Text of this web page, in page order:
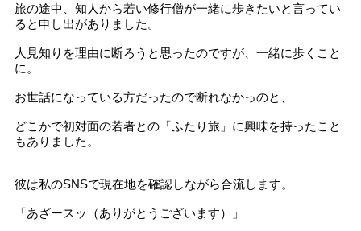
旅の途中、知人から若い修行僧が一緒に歩きたいと言ってい
ると申し出がありました。
人見知りを理由に断ろうと思ったのですが、一緒に歩くこと
に。
お世話になっている方だったので断れなかっのと、
どこかで初対面の若者との「ふたり旅」に興味を持ったこと
もありました。
彼は私のSNSで現在地を確認しながら合流します。
「あざースッ（ありがとうございます）」